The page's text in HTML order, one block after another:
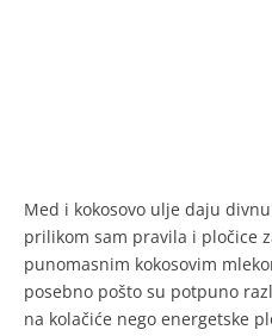
Med i kokosovo ulje daju
prilikom sam pravila i pločice
punomasnim kokosovim
posebno pošto su potpuno
na kolačiće nego energetske